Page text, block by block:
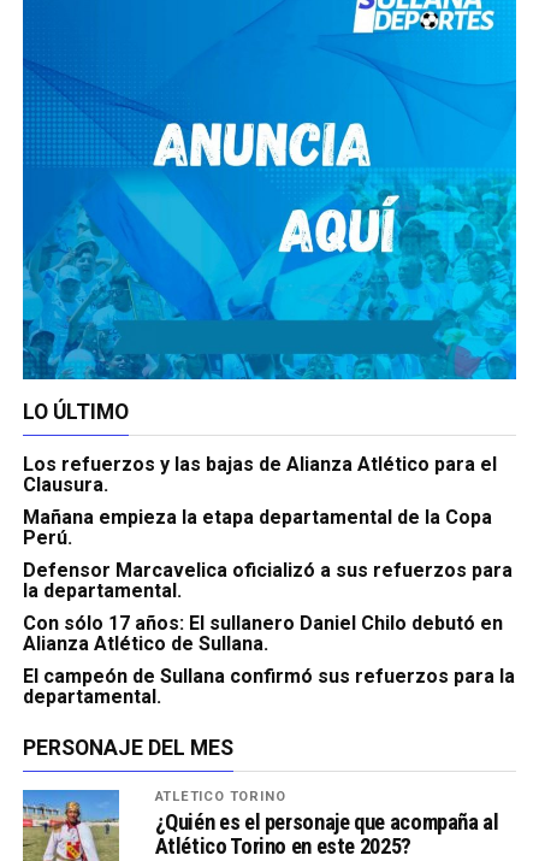
LO ÚLTIMO
Los refuerzos y las bajas de Alianza Atlético para el
Clausura.
Mañana empieza la etapa departamental de la Copa
Perú.
Defensor Marcavelica oficializó a sus refuerzos para
la departamental.
Con sólo 17 años: El sullanero Daniel Chilo debutó en
Alianza Atlético de Sullana.
El campeón de Sullana confirmó sus refuerzos para la
departamental.
PERSONAJE DEL MES
ATLÉTICO TORINO
¿Quién es el personaje que acompaña al
Atlético Torino en este 2025?